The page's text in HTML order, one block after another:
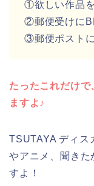
①欲しい作品
②郵便受けに
③郵便ポスト
たったこれだけ
ますよ♪
TSUTAYA ディス
やアニメ、聞きた
すよ！